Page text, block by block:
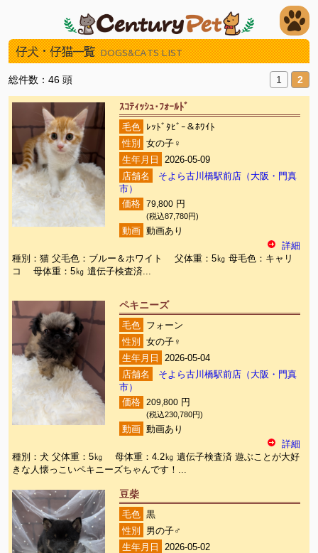
仔犬・仔猫一覧 DOGS&CATS LIST
総件数：46 頭 1 2
ｽｺﾃｨｯｼｭ･ﾌｫｰﾙﾄﾞ
毛色
ﾚｯﾄﾞﾀﾋﾞｰ＆ﾎﾜｲﾄ
性別
女の子♀
生年月日
2026-05-09
店舗名
そよら古川橋駅前店（大阪・門真
市）
価格 79,800 円
(税込87,780円)
動画
動画あり
詳細
種別：猫 父毛色：ブルー＆ホワイト 父体重：5㎏ 母毛色：キャリ
コ 母体重：5㎏ 遺伝子検査済...
ペキニーズ
毛色
フォーン
性別
女の子♀
生年月日
2026-05-04
店舗名
そよら古川橋駅前店（大阪・門真
市）
価格 209,800 円
(税込230,780円)
動画
動画あり
詳細
種別：犬 父体重：5㎏ 母体重：4.2㎏ 遺伝子検査済 遊ぶことが大好
きな人懐っこいペキニーズちゃんです！...
豆柴
毛色 黒
性別
男の子♂
生年月日
2026-05-02